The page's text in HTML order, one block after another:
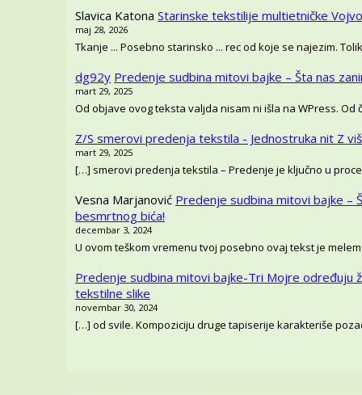
Slavica Katona Starinske tekstilije multietničke
maj 28, 2026
Tkanje ... Posebno starinsko ... rec od koje se najezim.
dg92y Predenje sudbina mitovi bajke – Šta nas
mart 29, 2025
Od objave ovog teksta valjda nisam ni išla na WPress.
Z/S smerovi predenja tekstila - Jednostruka nit Z
mart 29, 2025
[…] smerovi predenja tekstila – Predenje je ključno u
Vesna Marjanović Predenje sudbina mitovi bajke –
besmrtnog bića!
decembar 3, 2024
U ovom teškom vremenu tvoj posebno ovaj tekst je
Predenje sudbina mitovi bajke-Tri Mojre određuju
tekstilne slike
novembar 30, 2024
[…] od svile. Kompoziciju druge tapiserije karakteriše